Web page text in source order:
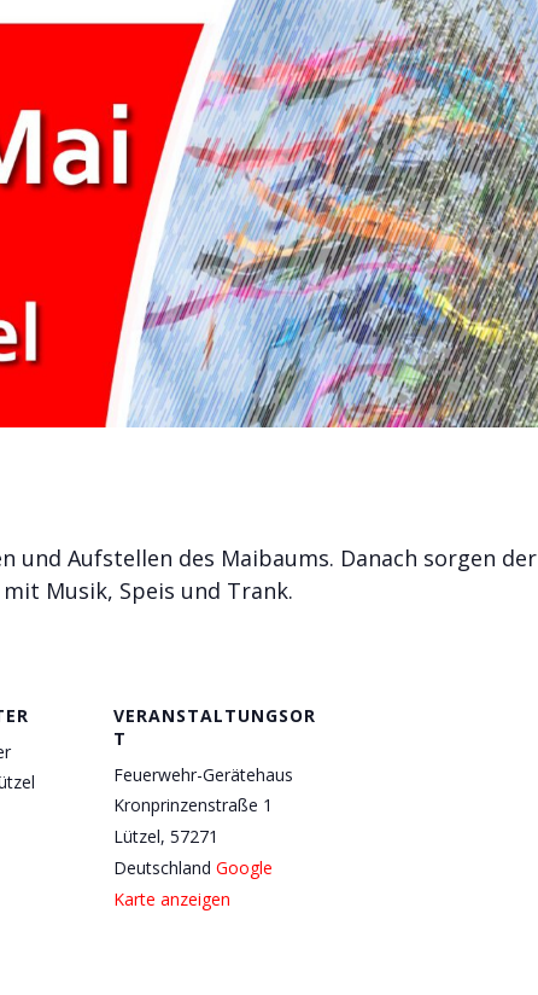
und Aufstellen des Maibaums. Danach sorgen der
Musik, Speis und Trank.
VERANSTALTUNGSOR
T
Feuerwehr-Gerätehaus
Kronprinzenstraße 1
Lützel, 57271
Deutschland Google
Karte anzeigen